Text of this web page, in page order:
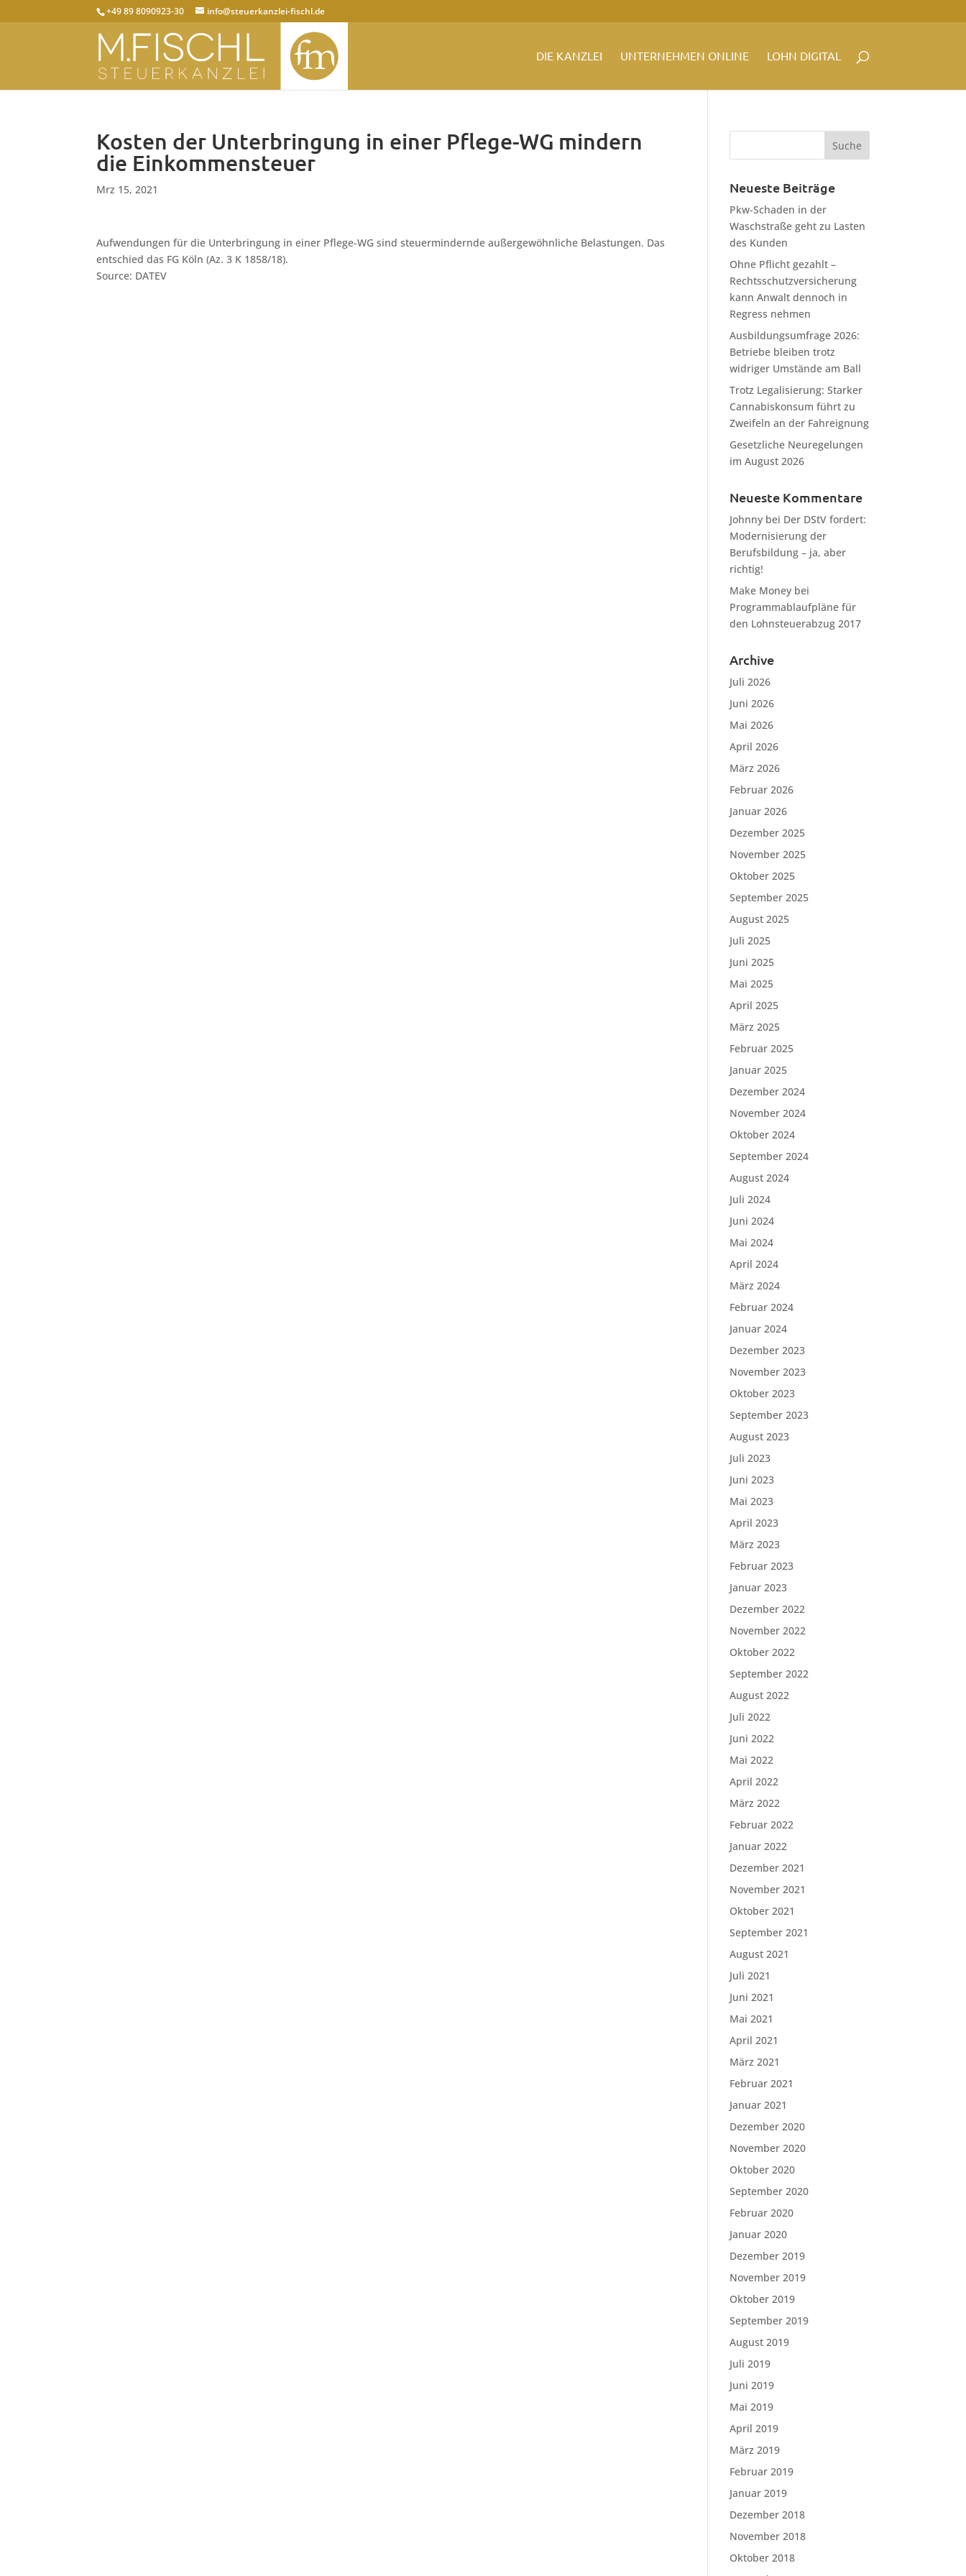
+49 89 8090923-30 info@steuerkanzlei-fischl.de
DIE KANZLEI UNTERNEHMEN ONLINE LOHN DIGITAL
Kosten der Unterbringung in einer Pflege-WG mindern
die Einkommensteuer
Mrz 15, 2021
Aufwendungen für die Unterbringung in einer Pflege-WG sind steuermindernde außergewöhnliche Belastungen. Das
entschied das FG Köln (Az. 3 K 1858/18).
Source: DATEV
Neueste Beiträge
Pkw-Schaden in der
Waschstraße geht zu Lasten
des Kunden
Ohne Pflicht gezahlt –
Rechtsschutzversicherung
kann Anwalt dennoch in
Regress nehmen
Ausbildungsumfrage 2026:
Betriebe bleiben trotz
widriger Umstände am Ball
Trotz Legalisierung: Starker
Cannabiskonsum führt zu
Zweifeln an der Fahreignung
Gesetzliche Neuregelungen
im August 2026
Neueste Kommentare
Johnny bei Der DStV fordert:
Modernisierung der
Berufsbildung – ja, aber
richtig!
Make Money bei
Programmablaufpläne für
den Lohnsteuerabzug 2017
Archive
Juli 2026
Juni 2026
Mai 2026
April 2026
März 2026
Februar 2026
Januar 2026
Dezember 2025
November 2025
Oktober 2025
September 2025
August 2025
Juli 2025
Juni 2025
Mai 2025
April 2025
März 2025
Februar 2025
Januar 2025
Dezember 2024
November 2024
Oktober 2024
September 2024
August 2024
Juli 2024
Juni 2024
Mai 2024
April 2024
März 2024
Februar 2024
Januar 2024
Dezember 2023
November 2023
Oktober 2023
September 2023
August 2023
Juli 2023
Juni 2023
Mai 2023
April 2023
März 2023
Februar 2023
Januar 2023
Dezember 2022
November 2022
Oktober 2022
September 2022
August 2022
Juli 2022
Juni 2022
Mai 2022
April 2022
März 2022
Februar 2022
Januar 2022
Dezember 2021
November 2021
Oktober 2021
September 2021
August 2021
Juli 2021
Juni 2021
Mai 2021
April 2021
März 2021
Februar 2021
Januar 2021
Dezember 2020
November 2020
Oktober 2020
September 2020
Februar 2020
Januar 2020
Dezember 2019
November 2019
Oktober 2019
September 2019
August 2019
Juli 2019
Juni 2019
Mai 2019
April 2019
März 2019
Februar 2019
Januar 2019
Dezember 2018
November 2018
Oktober 2018